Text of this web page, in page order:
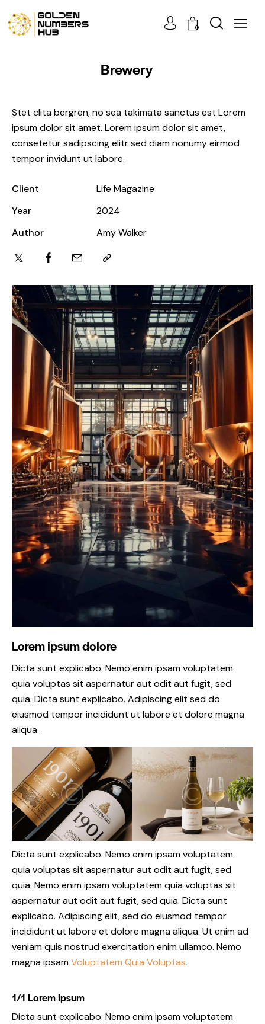
0
Brewery
Stet clita bergren, no sea takimata sanctus est Lorem
ipsum dolor sit amet. Lorem ipsum dolor sit amet,
consetetur sadipscing elitr sed diam nonumy eirmod
tempor invidunt ut labore.
Client
Life Magazine
Year
2024
Author
Amy Walker
Lorem ipsum dolore
Dicta sunt explicabo. Nemo enim ipsam voluptatem
quia voluptas sit aspernatur aut odit aut fugit, sed
quia. Dicta sunt explicabo. Adipiscing elit sed do
eiusmod tempor incididunt ut labore et dolore magna
aliqua.
Dicta sunt explicabo. Nemo enim ipsam voluptatem
quia voluptas sit aspernatur aut odit aut fugit, sed
quia. Nemo enim ipsam voluptatem quia voluptas sit
aspernatur aut odit aut fugit, sed quia. Dicta sunt
explicabo. Adipiscing elit, sed do eiusmod tempor
incididunt ut labore et dolore magna aliqua. Ut enim ad
veniam quis nostrud exercitation enim ullamco. Nemo
magna ipsamVoluptatem Quia Voluptas.
1/1 Lorem ipsum
Dicta sunt explicabo. Nemo enim ipsam voluptatem